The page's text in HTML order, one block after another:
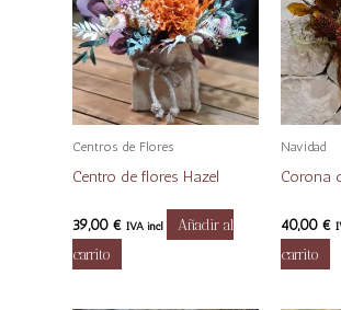
Centros de Flores
Centro de flores Hazel
39,00€ IVA incl
Añadir al
carrito
Navidad
Corona
40,00 €
carrito